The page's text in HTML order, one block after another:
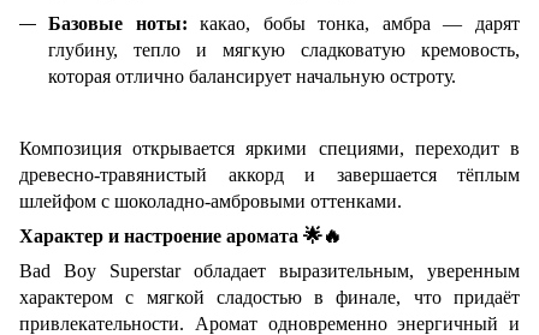
Базовые ноты: какао, бобы тонка, амбра — дарят
глубину, тепло и мягкую сладковатую кремовость,
которая отлично балансирует начальную остроту.
Композиция открывается яркими специями, переходит в
древесно-травянистый аккорд и завершается тёплым
шлейфом с шоколадно-амбровыми оттенками.
Характер и настроение аромата 🌟🔥
Bad Boy Superstar обладает выразительным, уверенным
характером с мягкой сладостью в финале, что придаёт
привлекательности. Аромат одновременно энергичный и